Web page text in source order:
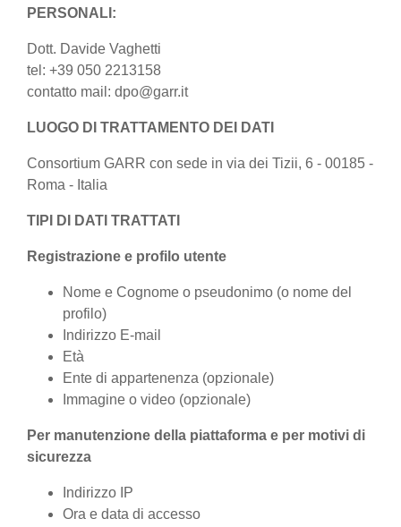
PERSONALI:
Dott. Davide Vaghetti
tel: +39 050 2213158
contatto mail: dpo@garr.it
LUOGO DI TRATTAMENTO DEI DATI
Consortium GARR con sede in via dei Tizii, 6 - 00185 -
Roma - Italia
TIPI DI DATI TRATTATI
Registrazione e profilo utente
Nome e Cognome o pseudonimo (o nome del
profilo)
Indirizzo E-mail
Età
Ente di appartenenza (opzionale)
Immagine o video (opzionale)
Per manutenzione della piattaforma e per motivi di
sicurezza
Indirizzo IP
Ora e data di accesso